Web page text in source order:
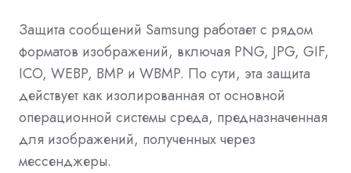
Защита сообщений Samsung работает с рядом
форматов изображений, включая PNG, JPG, GIF,
ICO, WEBP, BMP и WBMP. По сути, эта защита
действует как изолированная от основной
операционной системы среда, предназначенная
для изображений, полученных через
мессенджеры.